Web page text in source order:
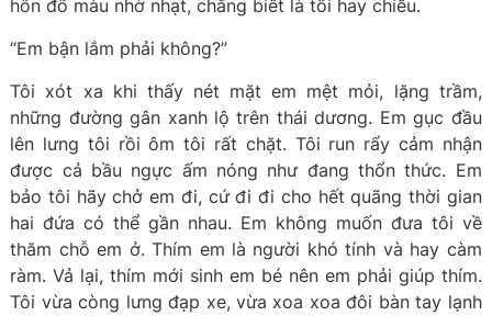
hôn đổ màu nhờ nhạt, chẳng biết là tối hay chiều.
“Em bận lắm phải không?”
Tôi xót xa khi thấy nét mặt em mệt mỏi, lặng trầm,
những đường gân xanh lộ trên thái dương. Em gục đầu
lên lưng tôi rồi ôm tôi rất chặt. Tôi run rẩy cảm nhận
được cả bầu ngực ấm nóng như đang thổn thức. Em
bảo tôi hãy chở em đi, cứ đi đi cho hết quãng thời gian
hai đứa có thể gần nhau. Em không muốn đưa tôi về
thăm chỗ em ở. Thím em là người khó tính và hay càm
ràm. Vả lại, thím mới sinh em bé nên em phải giúp thím.
Tôi vừa còng lưng đạp xe, vừa xoa xoa đôi bàn tay lạnh